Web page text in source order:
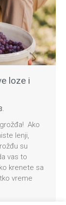
loze i
Ako
lenji,
su
vas to
krenete sa
vreme